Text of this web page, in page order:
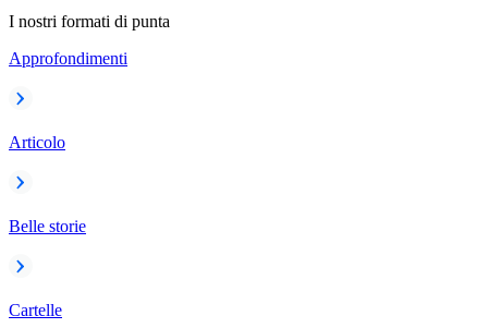
I nostri formati di punta
Approfondimenti
Articolo
Belle storie
Cartelle